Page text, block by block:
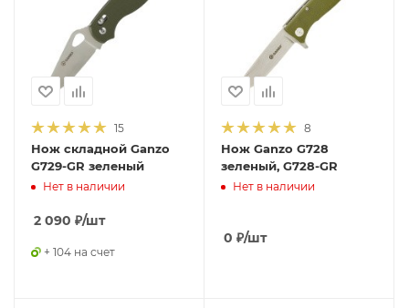
15
Нож складной Ganzo
G729-GR зеленый
Нет в наличии
2 090 ₽/шт
+ 104 на счет
8
Нож Ganzo G728
зеленый, G728-GR
Нет в наличии
0 ₽/шт